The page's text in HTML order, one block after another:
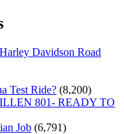
Davidson Road
Test Ride? (8,200)
801- READY TO
Job (6,791)